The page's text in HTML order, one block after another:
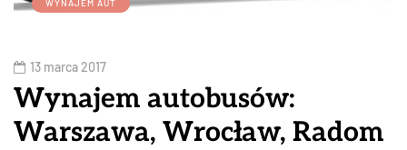
WYNAJEM AUT
13 marca 2017
Wynajem autobusów:
Warszawa, Wrocław, Radom